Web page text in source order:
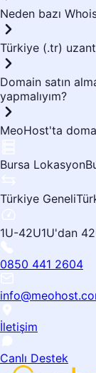
Neden bazı
Türkiye (.tr)
Domain satın
yapmalıyım?
MeoHost'ta
Bursa Lokasyon
Türkiye Geneli
1U-42U1U'dan
0850 441 2604
İletişim
Canlı Destek